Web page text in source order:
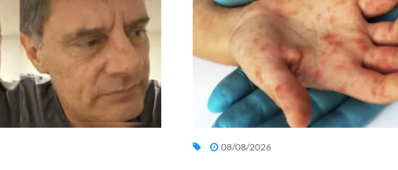
08/08/2026